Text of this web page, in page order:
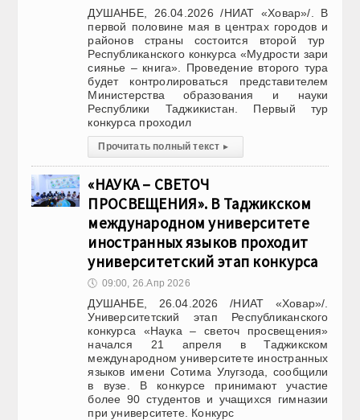
ДУШАНБЕ, 26.04.2026 /НИАТ «Ховар»/. В
первой половине мая в центрах городов и
районов страны состоится второй тур
Республиканского конкурса «Мудрости зари
сиянье – книга». Проведение второго тура
будет контролироваться представителем
Министерства образования и науки
Республики Таджикистан. Первый тур
конкурса проходил
Прочитать полный текст ▸
«НАУКА – СВЕТОЧ
ПРОСВЕЩЕНИЯ». В Таджикском
международном университете
иностранных языков проходит
университетский этап конкурса
🕔 09:00, 26.Апр 2026
ДУШАНБЕ, 26.04.2026 /НИАТ «Ховар»/.
Университетский этап Республиканского
конкурса «Наука – светоч просвещения»
начался 21 апреля в Таджикском
международном университете иностранных
языков имени Сотима Улугзода, сообщили
в вузе. В конкурсе принимают участие
более 90 студентов и учащихся гимназии
при университете. Конкурс